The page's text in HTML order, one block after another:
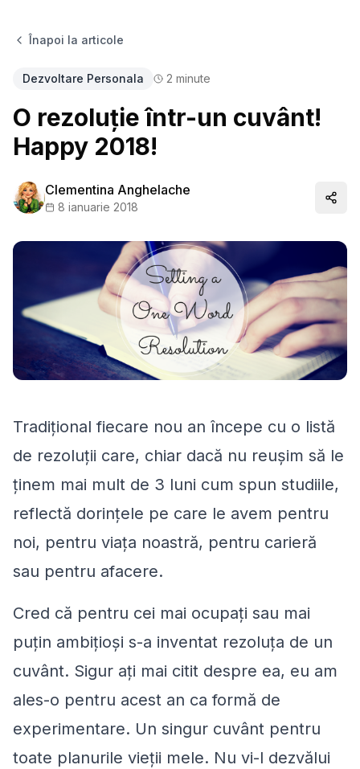
Înapoi la articole
Dezvoltare Personala 2 minute
O rezoluție într-un cuvânt!
Happy 2018!
Clementina Anghelache
8 ianuarie 2018
Tradițional fiecare nou an începe cu o listă
de rezoluții care, chiar dacă nu reușim să le
ținem mai mult de 3 luni cum spun studiile,
reflectă dorințele pe care le avem pentru
noi, pentru viața noastră, pentru carieră
sau pentru afacere.
Cred că pentru cei mai ocupați sau mai
puțin ambițioși s-a inventat rezoluța de un
cuvânt. Sigur ați mai citit despre ea, eu am
ales-o pentru acest an ca formă de
experimentare. Un singur cuvânt pentru
toate planurile vieții mele. Nu vi-l dezvălui